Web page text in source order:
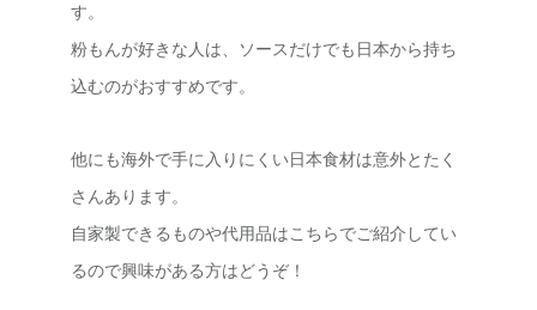
す。
粉もんが好きな人は、ソースだけでも日本から持ち
込むのがおすすめです。
他にも海外で手に入りにくい日本食材は意外とたく
さんあります。
自家製できるものや代用品はこちらでご紹介してい
るので興味がある方はどうぞ！